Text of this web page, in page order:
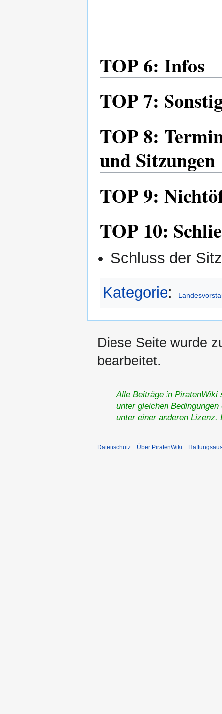
TOP 6: Infos
TOP 7:
TOP 8:
und Sitzungen
TOP 9:
TOP 10:
Schluss der
Kategorie:
Diese Seite wurde
bearbeitet.
Alle Beiträge in PiratenWiki
unter gleichen
unter einer anderen
Datenschutz Über PiratenWiki